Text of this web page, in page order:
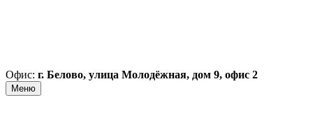
Офис: г. Белово, улица Молодёжная, дом 9, офис 2
Меню